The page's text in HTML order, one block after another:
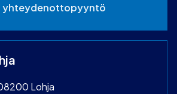
yhteydenottopyyntö
Lohja